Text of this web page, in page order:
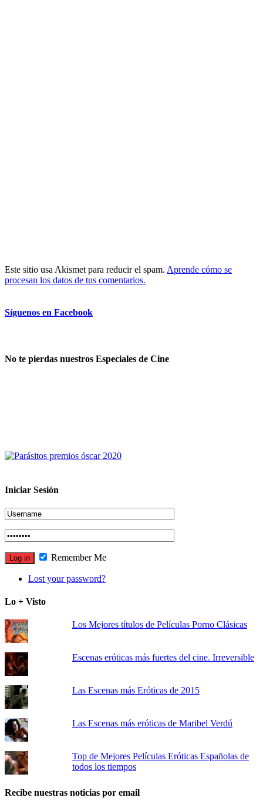
Este sitio usa Akismet para reducir el spam. Aprende cómo se
procesan los datos de tus comentarios.
Síguenos en Facebook
No te pierdas nuestros Especiales de Cine
Iniciar Sesión
Remember Me
Lost your password?
Lo + Visto
Los Mejores títulos de Películas Porno Clásicas
Escenas eróticas más fuertes del cine. Irreversible
Las Escenas más Eróticas de 2015
Las Escenas más eróticas de Maribel Verdú
Top de Mejores Películas Eróticas Españolas de
todos los tiempos
Recibe nuestras noticias por email